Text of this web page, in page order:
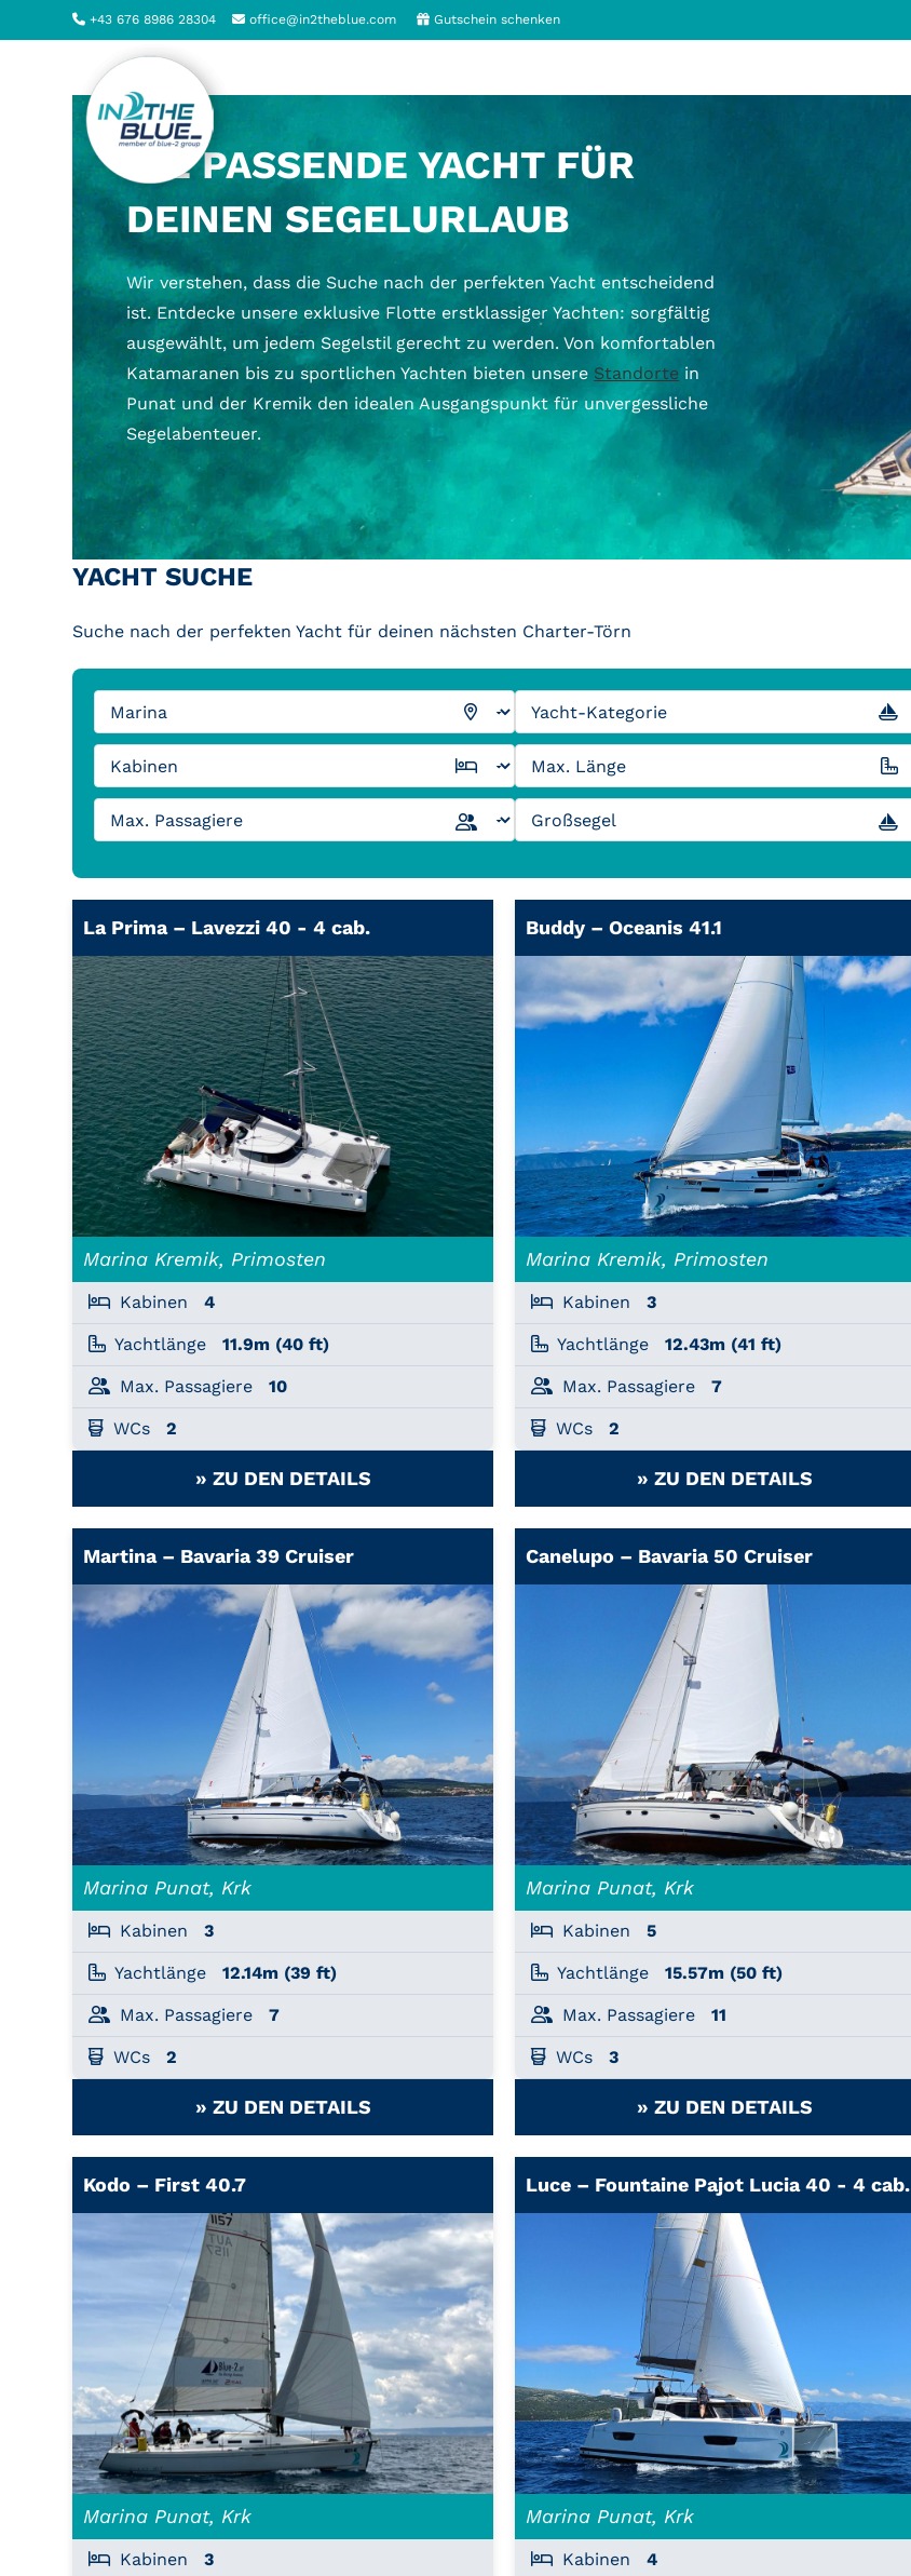
Inhalt
+43 676 8986 28304 office@in2theblue.com Gutschein schenken
DIE PASSENDE YACHT FÜR
DEINEN SEGELURLAUB
Wir verstehen, dass die Suche nach der perfekten Yacht entscheidend
ist. Entdecke unsere exklusive Flotte erstklassiger Yachten: sorgfältig
ausgewählt, um jedem Segelstil gerecht zu werden. Von komfortablen
Katamaranen bis zu sportlichen Yachten bieten unsere Standorte in
Punat und der Kremik den idealen Ausgangspunkt für unvergessliche
Segelabenteuer.
YACHT SUCHE
Suche nach der perfekten Yacht für deinen nächsten Charter-Törn
La Prima – Lavezzi 40 - 4 cab.
Marina Kremik, Primosten
Kabinen 4
Yachtlänge 11.9m (40 ft)
Max. Passagiere 10
WCs 2
» ZU DEN DETAILS
Buddy – Oceanis 41.1
Marina Kremik, Primosten
Kabinen 3
Yachtlänge 12.43m (41 ft)
Max. Passagiere 7
WCs 2
» ZU DEN DETAILS
Martina – Bavaria 39 Cruiser
Marina Punat, Krk
Kabinen 3
Yachtlänge 12.14m (39 ft)
Max. Passagiere 7
WCs 2
» ZU DEN DETAILS
Canelupo – Bavaria 50 Cruiser
Marina Punat, Krk
Kabinen 5
Yachtlänge 15.57m (50 ft)
Max. Passagiere 11
WCs 3
» ZU DEN DETAILS
Kodo – First 40.7
Marina Punat, Krk
Kabinen 3
Luce – Fountaine Pajot Lucia 40 - 4 cab.
Marina Punat, Krk
Kabinen 4